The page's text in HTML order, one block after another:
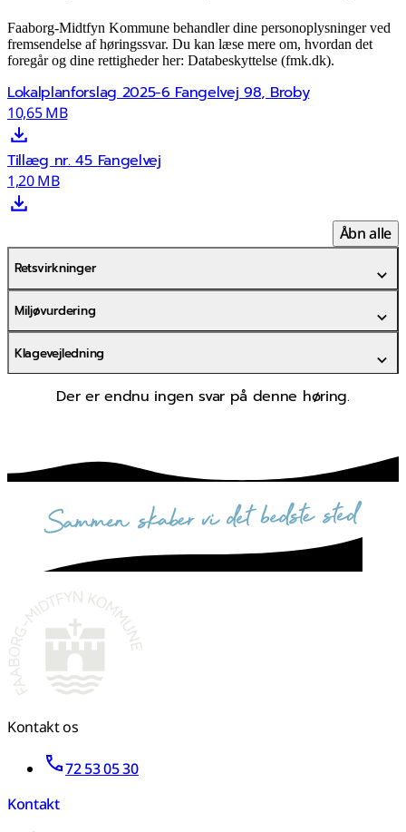
Faaborg-Midtfyn Kommune behandler dine personoplysninger ved
fremsendelse af høringssvar. Du kan læse mere om, hvordan det
foregår og dine rettigheder her: Databeskyttelse (fmk.dk).
Lokalplanforslag 2025-6 Fangelvej 98, Broby
10,65 MB
Tillæg nr. 45 Fangelvej
1,20 MB
Åbn alle
Retsvirkninger
Miljøvurdering
Klagevejledning
Der er endnu ingen svar på denne høring.
sammen skaber vi det bedste sted
Kontakt os
72 53 05 30
Kontakt